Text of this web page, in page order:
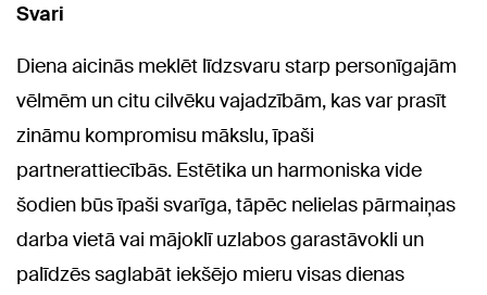
Svari
Diena aicinās meklēt līdzsvaru starp personīgajām
vēlmēm un citu cilvēku vajadzībām, kas var prasīt
zināmu kompromisu mākslu, īpaši
partnerattiecībās. Estētika un harmoniska vide
šodien būs īpaši svarīga, tāpēc nelielas pārmaiņas
darba vietā vai mājoklī uzlabos garastāvokli un
palīdzēs saglabāt iekšējo mieru visas dienas